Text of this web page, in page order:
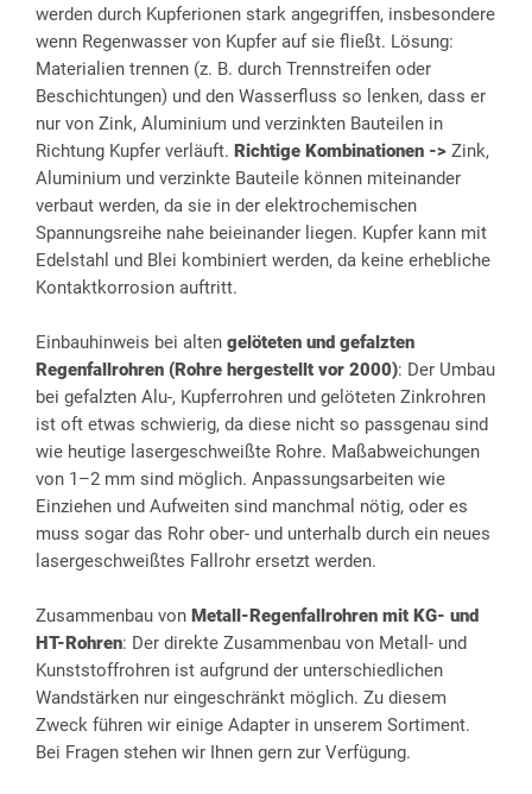
werden durch Kupferionen stark angegriffen, insbesondere
wenn Regenwasser von Kupfer auf sie fließt. Lösung:
Materialien trennen (z. B. durch Trennstreifen oder
Beschichtungen) und den Wasserfluss so lenken, dass er
nur von Zink, Aluminium und verzinkten Bauteilen in
Richtung Kupfer verläuft. Richtige Kombinationen -> Zink,
Aluminium und verzinkte Bauteile können miteinander
verbaut werden, da sie in der elektrochemischen
Spannungsreihe nahe beieinander liegen. Kupfer kann mit
Edelstahl und Blei kombiniert werden, da keine erhebliche
Kontaktkorrosion auftritt.
Einbauhinweis bei alten gelöteten und gefalzten
Regenfallrohren (Rohre hergestellt vor 2000): Der Umbau
bei gefalzten Alu-, Kupferrohren und gelöteten Zinkrohren
ist oft etwas schwierig, da diese nicht so passgenau sind
wie heutige lasergeschweißte Rohre. Maßabweichungen
von 1–2 mm sind möglich. Anpassungsarbeiten wie
Einziehen und Aufweiten sind manchmal nötig, oder es
muss sogar das Rohr ober- und unterhalb durch ein neues
lasergeschweißtes Fallrohr ersetzt werden.
Zusammenbau von Metall-Regenfallrohren mit KG- und
HT-Rohren: Der direkte Zusammenbau von Metall- und
Kunststoffrohren ist aufgrund der unterschiedlichen
Wandstärken nur eingeschränkt möglich. Zu diesem
Zweck führen wir einige Adapter in unserem Sortiment.
Bei Fragen stehen wir Ihnen gern zur Verfügung.